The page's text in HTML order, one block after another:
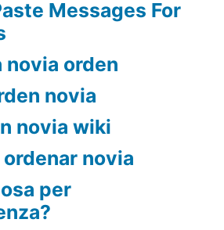
Messages For
novia orden
novia
novia wiki
novia
per